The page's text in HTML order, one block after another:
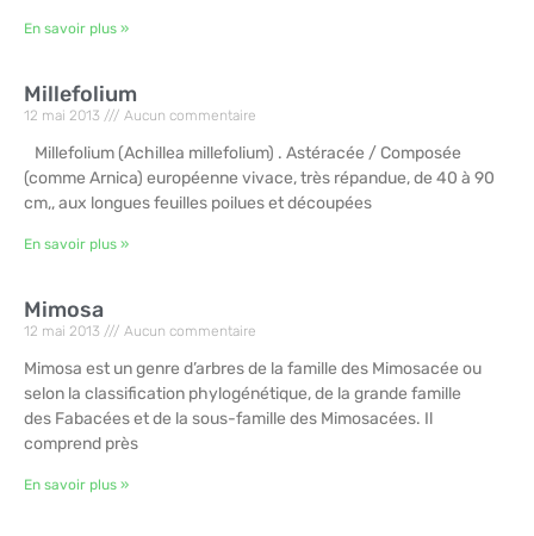
En savoir plus »
Millefolium
12 mai 2013 Aucun commentaire
Millefolium (Achillea millefolium) . Astéracée / Composée
(comme Arnica) européenne vivace, très répandue, de 40 à 90
cm,, aux longues feuilles poilues et découpées
En savoir plus »
Mimosa
12 mai 2013 Aucun commentaire
Mimosa est un genre d’arbres de la famille des Mimosacée ou
selon la classification phylogénétique, de la grande famille
des Fabacées et de la sous-famille des Mimosacées. Il
comprend près
En savoir plus »